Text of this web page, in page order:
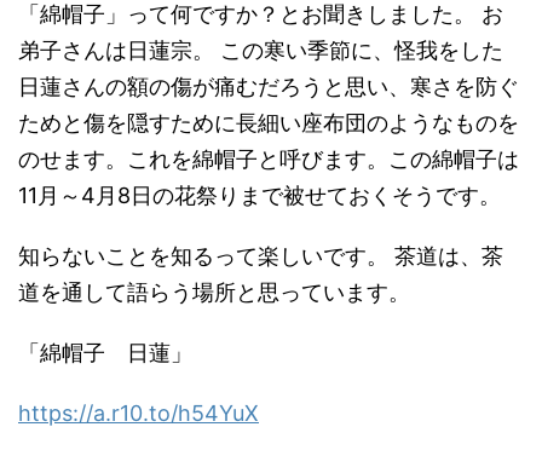
「綿帽子」って何ですか？とお聞きしました。 お
弟子さんは日蓮宗。 この寒い季節に、怪我をした
日蓮さんの額の傷が痛むだろうと思い、寒さを防ぐ
ためと傷を隠すために長細い座布団のようなものを
のせます。これを綿帽子と呼びます。この綿帽子は
11月～4月8日の花祭りまで被せておくそうです。
知らないことを知るって楽しいです。 茶道は、茶
道を通して語らう場所と思っています。
「綿帽子 日蓮」
https://a.r10.to/h54YuX